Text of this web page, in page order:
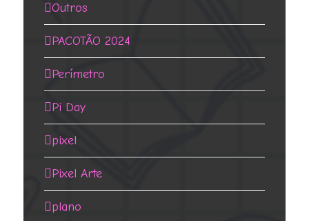
Outros
PACOTÃO 2024
Perímetro
Pi Day
pixel
Pixel Arte
plano